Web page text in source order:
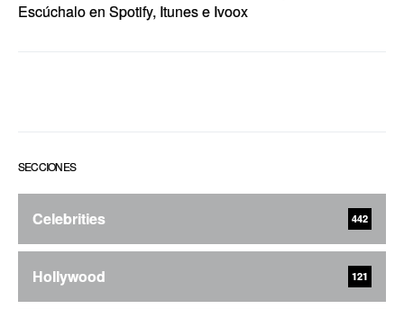
SECCIONES
Celebrities 442
Hollywood 121